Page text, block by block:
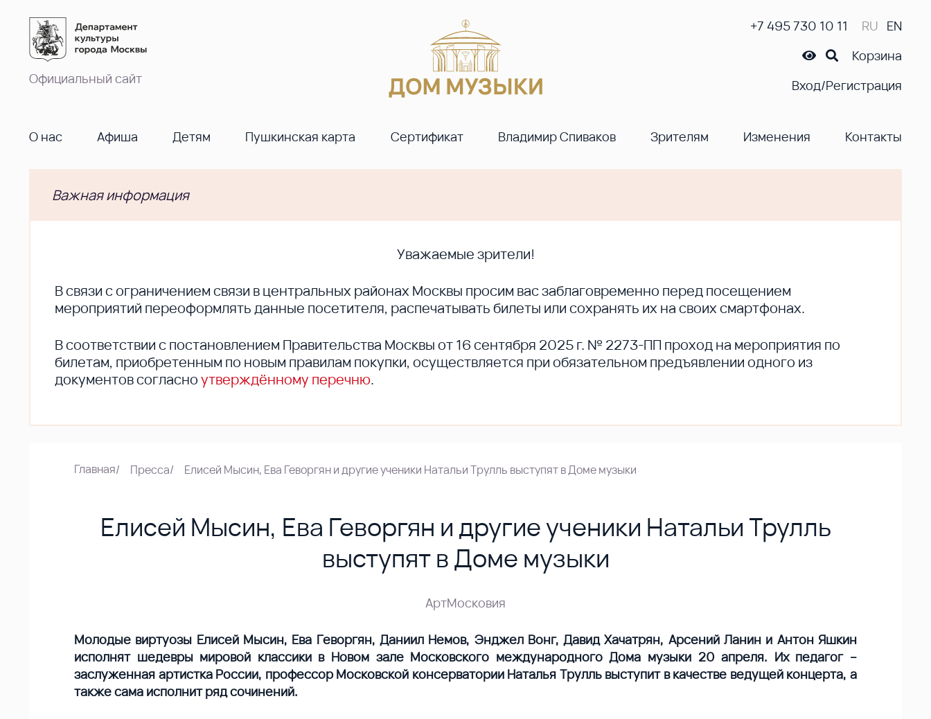
Официальный сайт
+7 495 730 10 11 RU EN
Корзина
Вход/Регистрация
О нас Афиша Детям Пушкинская карта Сертификат Владимир Спиваков Зрителям Изменения Контакты
Важная информация
Уважаемые зрители!
В cвязи с ограничением связи в центральных районах Москвы просим вас заблаговременно перед посещением
мероприятий переоформлять данные посетителя, распечатывать билеты или сохранять их на своих смартфонах.
В соответствии с постановлением Правительства Москвы от 16 сентября 2025 г. № 2273-ПП проход на мероприятия по
билетам, приобретенным по новым правилам покупки, осуществляется при обязательном предъявлении одного из
документов согласноутверждённому перечню.
Главная/ Пресса/ Елисей Мысин, Ева Геворгян и другие ученики Натальи Трулль выступят в Доме музыки
Елисей Мысин, Ева Геворгян и другие ученики Натальи Трулль
выступят в Доме музыки
АртМосковия
Молодые виртуозы Елисей Мысин, Ева Геворгян, Даниил Немов, Энджел Вонг, Давид Хачатрян, Арсений Ланин и Антон Яшкин
исполнят шедевры мировой классики в Новом зале Московского международного Дома музыки 20 апреля. Их педагог –
заслуженная артистка России, профессор Московской консерватории Наталья Трулль выступит в качестве ведущей концерта, а
также сама исполнит ряд сочинений.